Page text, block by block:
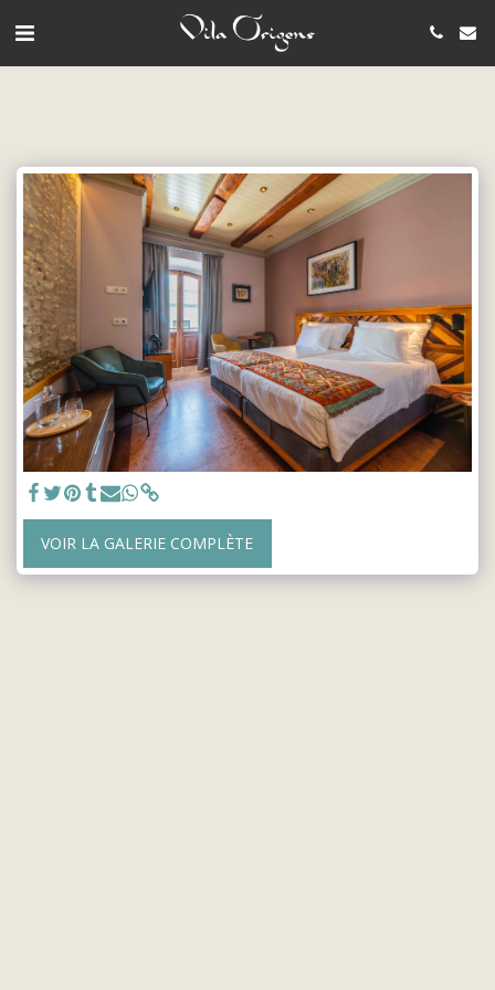
VOIR LA GALERIE COMPLÈTE